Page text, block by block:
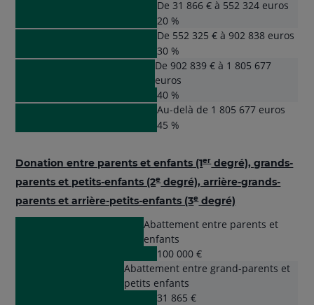
De 31 866 € à 552 324 euros
20 %
De 552 325 € à 902 838 euros
30 %
De 902 839 € à 1 805 677
euros
40 %
Au-delà de 1 805 677 euros
45 %
Donation entre parents et enfants (1erdegré), grands-
parents et petits-enfants (2edegré), arrière-grands-
parents et arrière-petits-enfants (3edegré)
Abattement entre parents et
enfants
100 000 €
Abattement entre grand-parents et
petits enfants
31 865 €